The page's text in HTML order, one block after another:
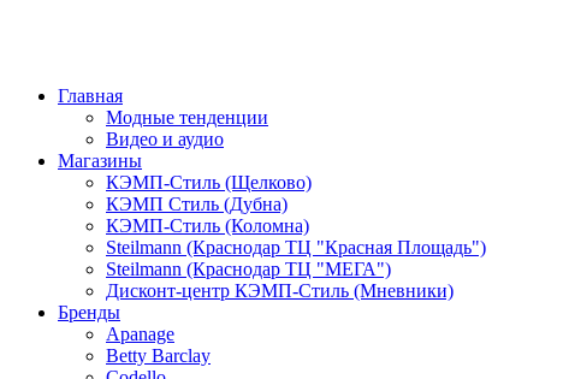
Главная
Модные тенденции
Видео и аудио
Магазины
КЭМП-Стиль (Щелково)
КЭМП Стиль (Дубна)
КЭМП-Стиль (Коломна)
Steilmann (Краснодар ТЦ "Красная Площадь")
Steilmann (Краснодар ТЦ "МЕГА")
Дисконт-центр КЭМП-Стиль (Мневники)
Бренды
Apanage
Betty Barclay